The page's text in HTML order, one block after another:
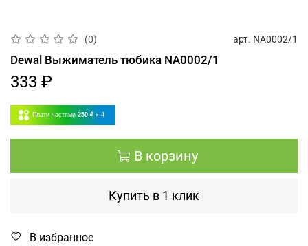
(0) арт. NA0002/1
Dewal Выжиматель тюбика NA0002/1
333 ₽
Плати частями 250 ₽ x 4
В корзину
Купить в 1 клик
В избранное